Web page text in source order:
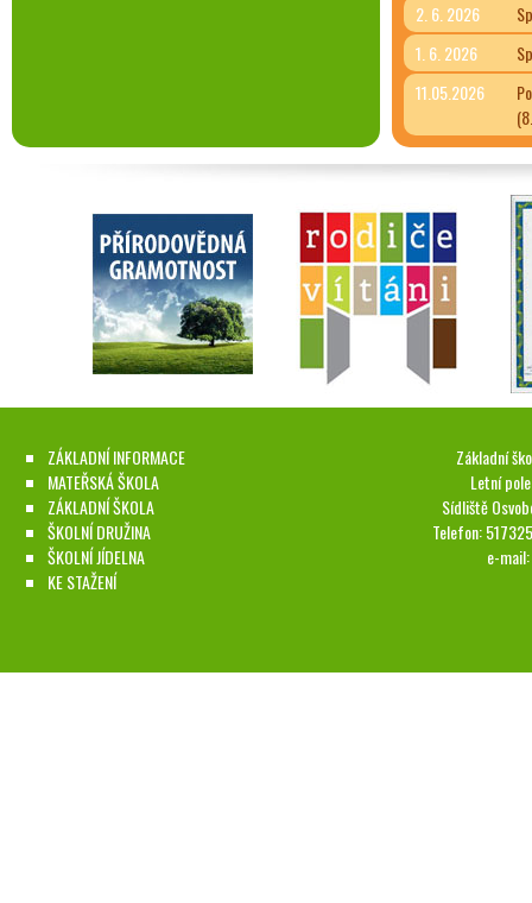
2. 6. 2026
1. 6. 2026
11.05.2026
ZÁKLADNÍ INFORMACE
MATEŘSKÁ ŠKOLA
ZÁKLADNÍ ŠKOLA
ŠKOLNÍ DRUŽINA
ŠKOLNÍ JÍDELNA
KE STAŽENÍ
Základní
Letní
Sídliště
Telefon:
e-mail: